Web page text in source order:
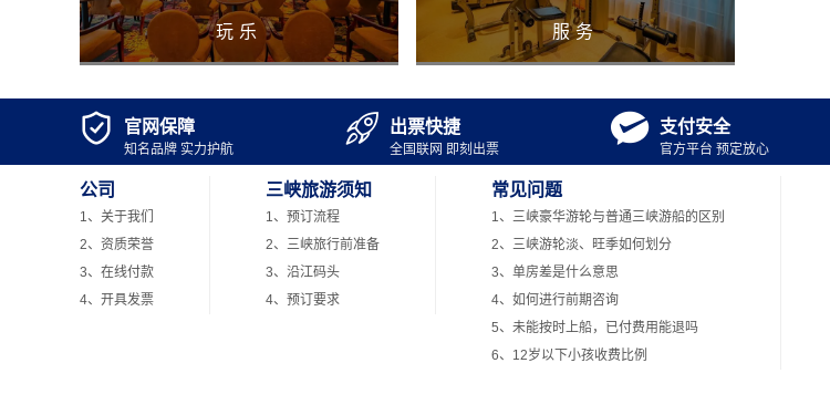
玩乐 服务
 官网保障
知名品牌 实力护航
 出票快捷
全国联网 即刻出票
 支付安全
官方平台 预定放心
公司
1、关于我们
2、资质荣誉
3、在线付款
4、开具发票
三峡旅游须知
1、预订流程
2、三峡旅行前准备
3、沿江码头
4、预订要求
常见问题
1、三峡豪华游轮与普通三峡游船的区别
2、三峡游轮淡、旺季如何划分
3、单房差是什么意思
4、如何进行前期咨询
5、未能按时上船，已付费用能退吗
6、12岁以下小孩收费比例